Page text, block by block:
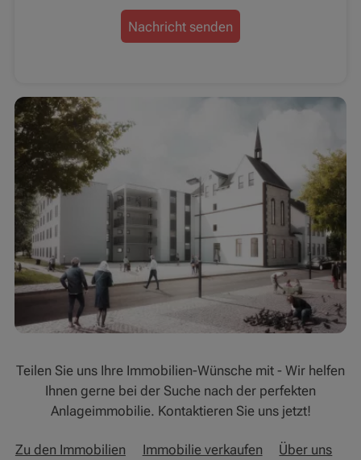
Nachricht senden
Teilen Sie uns Ihre Immobilien-Wünsche mit - Wir helfen
Ihnen gerne bei der Suche nach der perfekten
Anlageimmobilie. Kontaktieren Sie uns jetzt!
Zu den Immobilien Immobilie verkaufen Über uns